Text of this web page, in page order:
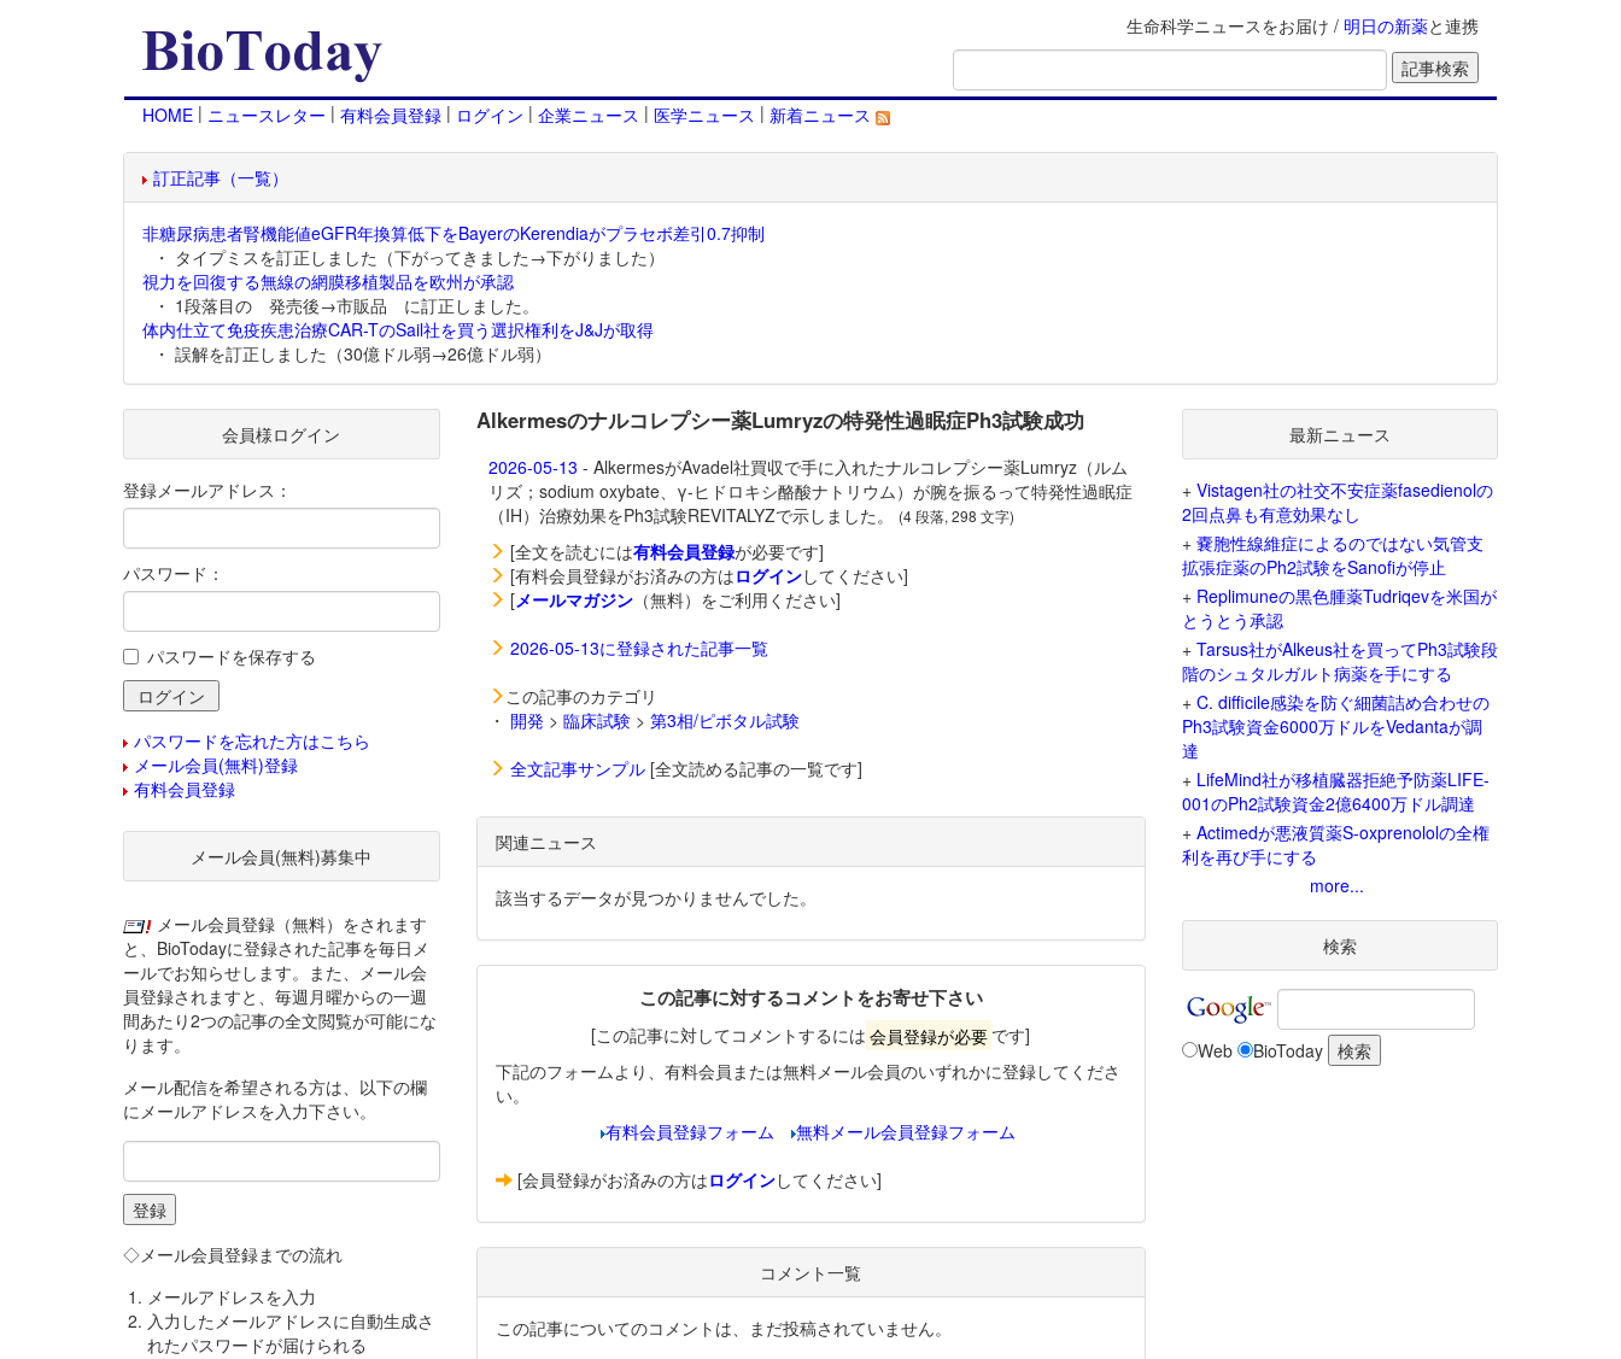
生命科学ニュースをお届け / 明日の新薬と連携
HOME | ニュースレター | 有料会員登録 | ログイン | 企業ニュース | 医学ニュース | 新着ニュース
訂正記事（一覧）
非糖尿病患者腎機能値eGFR年換算低下をBayerのKerendiaがプラセボ差引0.7抑制
・ タイプミスを訂正しました（下がってきました→下がりました）
視力を回復する無線の網膜移植製品を欧州が承認
・ 1段落目の 発売後→市販品 に訂正しました。
体内仕立て免疫疾患治療CAR-TのSail社を買う選択権利をJ&Jが取得
・ 誤解を訂正しました（30億ドル弱→26億ドル弱）
Alkermesのナルコレプシー薬Lumryzの特発性過眠症Ph3試験成功
2026-05-13 - AlkermesがAvadel社買収で手に入れたナルコレプシー薬Lumryz（ルム
リズ；sodium oxybate、γ-ヒドロキシ酪酸ナトリウム）が腕を振るって特発性過眠症
（IH）治療効果をPh3試験REVITALYZで示しました。
(4 段落, 298 文字)
[全文を読むには有料会員登録が必要です]
[有料会員登録がお済みの方はログインしてください]
[メールマガジン（無料）をご利用ください]
2026-05-13に登録された記事一覧
この記事のカテゴリ
・ 開発 > 臨床試験> 第3相/ピボタル試験
全文記事サンプル[全文読める記事の一覧です]
関連ニュース
該当するデータが見つかりませんでした。
この記事に対するコメントをお寄せ下さい
[この記事に対してコメントするには 会員登録が必要 です]
下記のフォームより、有料会員または無料メール会員のいずれかに登録してくださ
い。
有料会員登録フォーム
無料メール会員登録フォーム
[会員登録がお済みの方はログインしてください]
コメント一覧
この記事についてのコメントは、まだ投稿されていません。
会員様ログイン
登録メールアドレス：
パスワード：
パスワードを保存する
パスワードを忘れた方はこちら
メール会員(無料)登録
有料会員登録
メール会員(無料)募集中
メール会員登録（無料）をされます
と、BioTodayに登録された記事を毎日メ
ールでお知らせします。また、メール会
員登録されますと、毎週月曜からの一週
間あたり2つの記事の全文閲覧が可能にな
ります。
メール配信を希望される方は、以下の欄
にメールアドレスを入力下さい。
◇メール会員登録までの流れ
メールアドレスを入力
入力したメールアドレスに自動生成さ
れたパスワードが届けられる
最新ニュース
+ Vistagen社の社交不安症薬fasedienolの
2回点鼻も有意効果なし
+ 嚢胞性線維症によるのではない気管支
拡張症薬のPh2試験をSanofiが停止
+ Replimuneの黒色腫薬Tudriqevを米国が
とうとう承認
+ Tarsus社がAlkeus社を買ってPh3試験段
階のシュタルガルト病薬を手にする
+ C. difficile感染を防ぐ細菌詰め合わせの
Ph3試験資金6000万ドルをVedantaが調
達
+ LifeMind社が移植臓器拒絶予防薬LIFE-
001のPh2試験資金2億6400万ドル調達
+ Actimedが悪液質薬S-oxprenololの全権
利を再び手にする
more...
検索
Web BioToday